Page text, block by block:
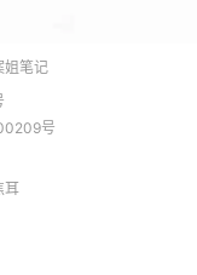
笔记
号
耳